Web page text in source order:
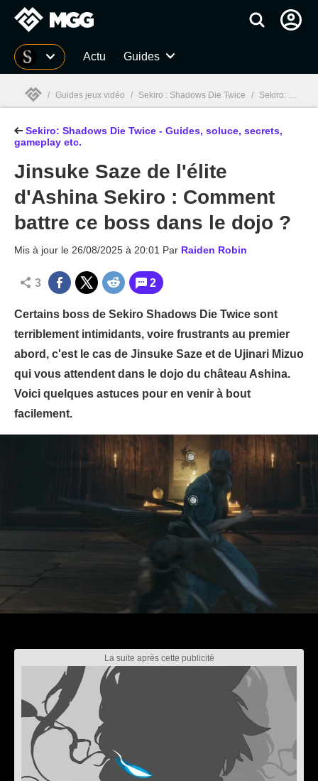
MGG Actu Guides
MGG
/ Guides jeux vidéo / Sekiro : Shadows Die Twice / Sekiro: Shadows Die Twice - Guide, boss, soluce complète, secrets
Sekiro: Shadows Die Twice - Guides, soluce, secrets,
gameplay etc.
Jinsuke Saze de l'élite
d'Ashina Sekiro : Comment
battre ce boss dans le dojo ?
Mis à jour le 26/08/2025 à 20:01 Par Raiden Robin
3 2
Certains boss de Sekiro Shadows Die Twice sont
terriblement intimidants, voire frustrants au premier
abord, c'est le cas de Jinsuke Saze et de Ujinari Mizuo
qui vous attendent dans le dojo du château Ashina.
Voici quelques astuces pour en venir à bout
facilement.